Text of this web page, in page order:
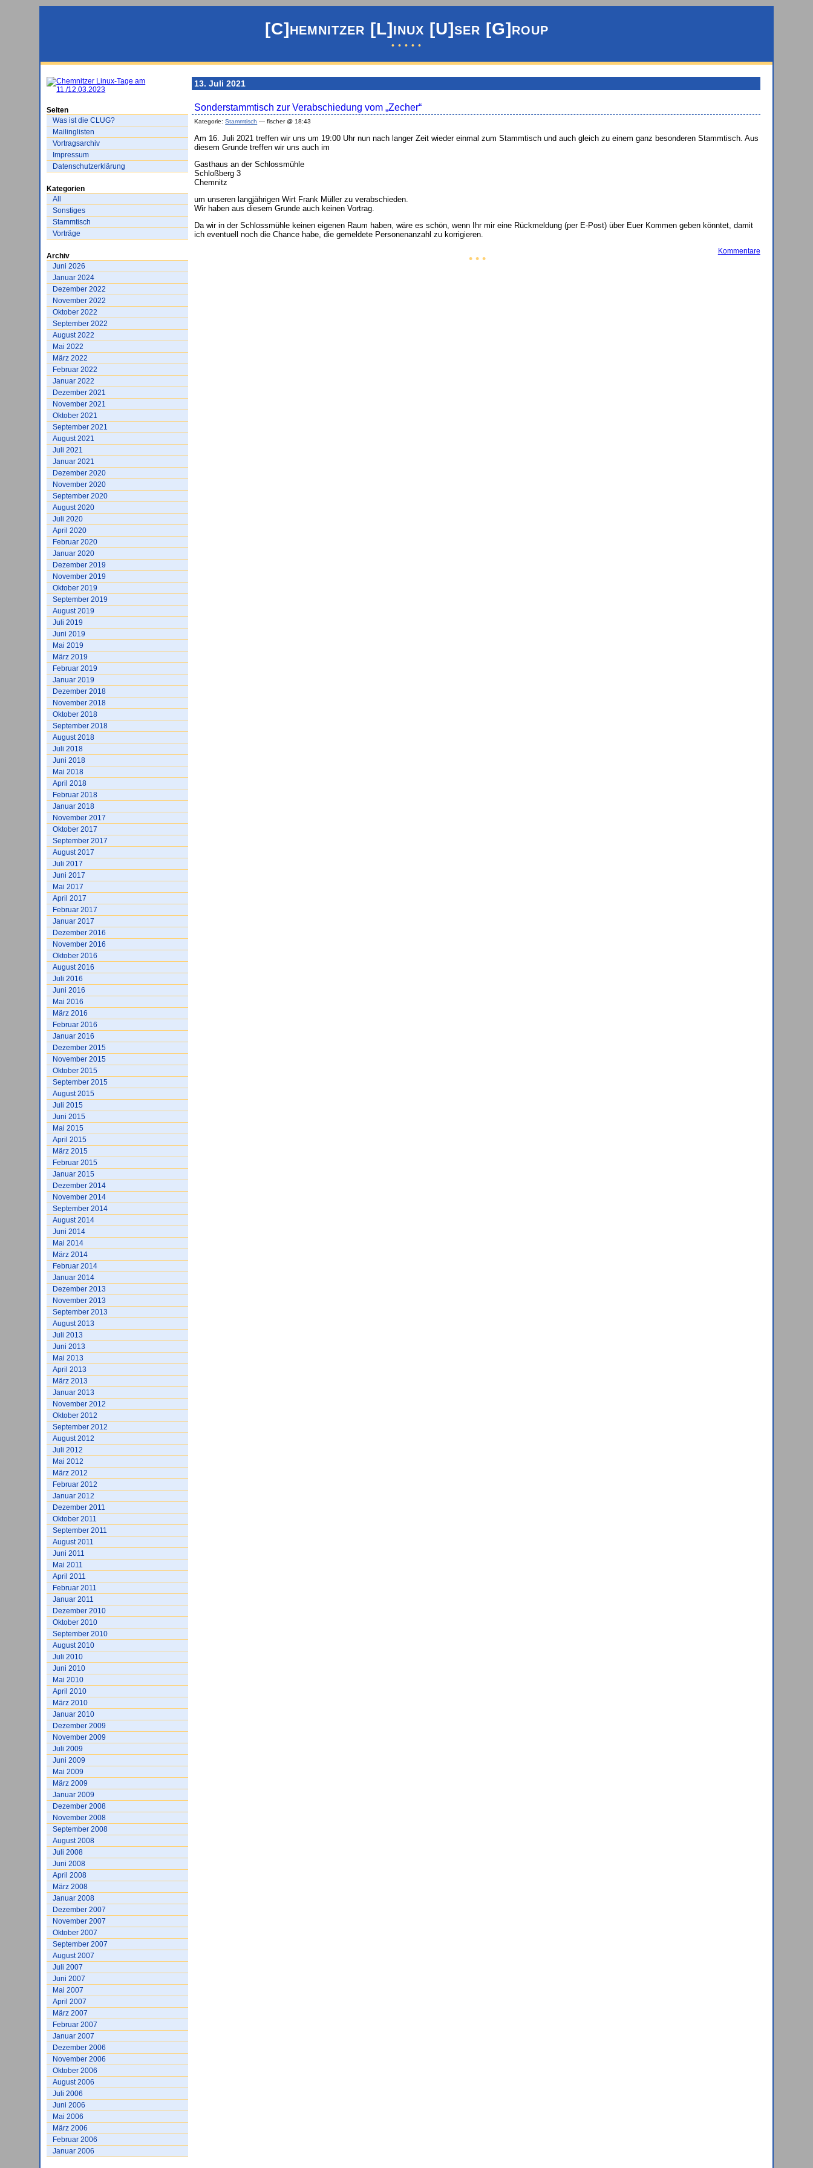
[C]hemnitzer [L]inux [U]ser [G]roup
• • • • •
Seiten
Was ist die CLUG?
Mailinglisten
Vortragsarchiv
Impressum
Datenschutzerklärung
Kategorien
All
Sonstiges
Stammtisch
Vorträge
Archiv
Juni 2026
Januar 2024
Dezember 2022
November 2022
Oktober 2022
September 2022
August 2022
Mai 2022
März 2022
Februar 2022
Januar 2022
Dezember 2021
November 2021
Oktober 2021
September 2021
August 2021
Juli 2021
Januar 2021
Dezember 2020
November 2020
September 2020
August 2020
Juli 2020
April 2020
Februar 2020
Januar 2020
Dezember 2019
November 2019
Oktober 2019
September 2019
August 2019
Juli 2019
Juni 2019
Mai 2019
März 2019
Februar 2019
Januar 2019
Dezember 2018
November 2018
Oktober 2018
September 2018
August 2018
Juli 2018
Juni 2018
Mai 2018
April 2018
Februar 2018
Januar 2018
November 2017
Oktober 2017
September 2017
August 2017
Juli 2017
Juni 2017
Mai 2017
April 2017
Februar 2017
Januar 2017
Dezember 2016
November 2016
Oktober 2016
August 2016
Juli 2016
Juni 2016
Mai 2016
März 2016
Februar 2016
Januar 2016
Dezember 2015
November 2015
Oktober 2015
September 2015
August 2015
Juli 2015
Juni 2015
Mai 2015
April 2015
März 2015
Februar 2015
Januar 2015
Dezember 2014
November 2014
September 2014
August 2014
Juni 2014
Mai 2014
März 2014
Februar 2014
Januar 2014
Dezember 2013
November 2013
September 2013
August 2013
Juli 2013
Juni 2013
Mai 2013
April 2013
März 2013
Januar 2013
November 2012
Oktober 2012
September 2012
August 2012
Juli 2012
Mai 2012
März 2012
Februar 2012
Januar 2012
Dezember 2011
Oktober 2011
September 2011
August 2011
Juni 2011
Mai 2011
April 2011
Februar 2011
Januar 2011
Dezember 2010
Oktober 2010
September 2010
August 2010
Juli 2010
Juni 2010
Mai 2010
April 2010
März 2010
Januar 2010
Dezember 2009
November 2009
Juli 2009
Juni 2009
Mai 2009
März 2009
Januar 2009
Dezember 2008
November 2008
September 2008
August 2008
Juli 2008
Juni 2008
April 2008
März 2008
Januar 2008
Dezember 2007
November 2007
Oktober 2007
September 2007
August 2007
Juli 2007
Juni 2007
Mai 2007
April 2007
März 2007
Februar 2007
Januar 2007
Dezember 2006
November 2006
Oktober 2006
August 2006
Juli 2006
Juni 2006
Mai 2006
März 2006
Februar 2006
Januar 2006
13. Juli 2021
Sonderstammtisch zur Verabschiedung vom „Zecher“
Kategorie:Stammtisch — fischer @ 18:43
Am 16. Juli 2021 treffen wir uns um 19:00 Uhr nun nach langer Zeit wieder einmal zum Stammtisch und auch gleich zu einem ganz besonderen Stammtisch. Aus
diesem Grunde treffen wir uns auch im
Gasthaus an der Schlossmühle
Schloßberg 3
Chemnitz
um unseren langjährigen Wirt Frank Müller zu verabschieden.
Wir haben aus diesem Grunde auch keinen Vortrag.
Da wir in der Schlossmühle keinen eigenen Raum haben, wäre es schön, wenn Ihr mir eine Rückmeldung (per E-Post) über Euer Kommen geben könntet, damit
ich eventuell noch die Chance habe, die gemeldete Personenanzahl zu korrigieren.
Kommentare
• • •